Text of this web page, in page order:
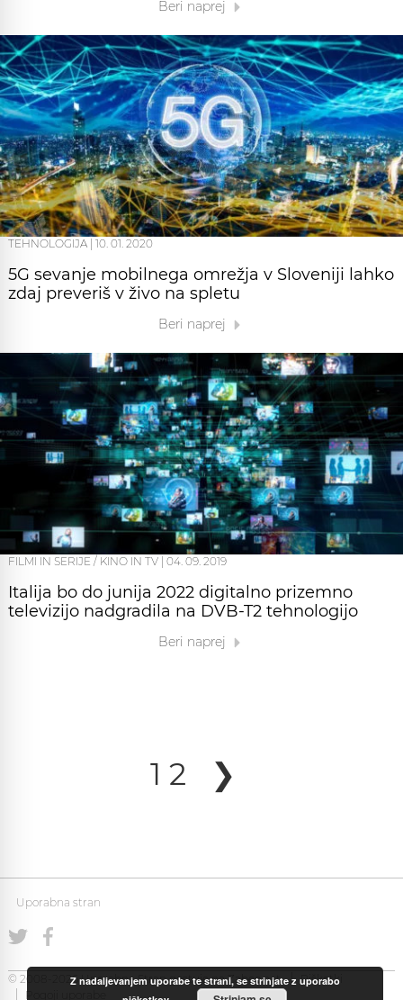
Beri naprej
TEHNOLOGIJA 10. 01. 2020
5G sevanje mobilnega omrežja v Sloveniji lahko
zdaj preveriš v živo na spletu
Beri naprej
FILMI IN SERIJE / KINO IN TV 04. 09. 2019
Italija bo do junija 2022 digitalno prizemno
televizijo nadgradila na DVB-T2 tehnologijo
Beri naprej
1 2 ❯
Uporabna stran
© 2008-2026 Uporabna Stran gostuje naZabec.net
Piškotki
Pogoji uporabe
Z nadaljevanjem uporabe te strani, se strinjate z uporabo